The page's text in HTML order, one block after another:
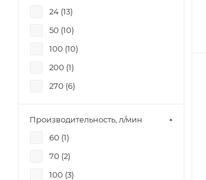
24 (13)
50 (10)
100 (10)
200 (1)
270 (6)
Производительность, л/мин
60 (1)
70 (2)
100 (3)